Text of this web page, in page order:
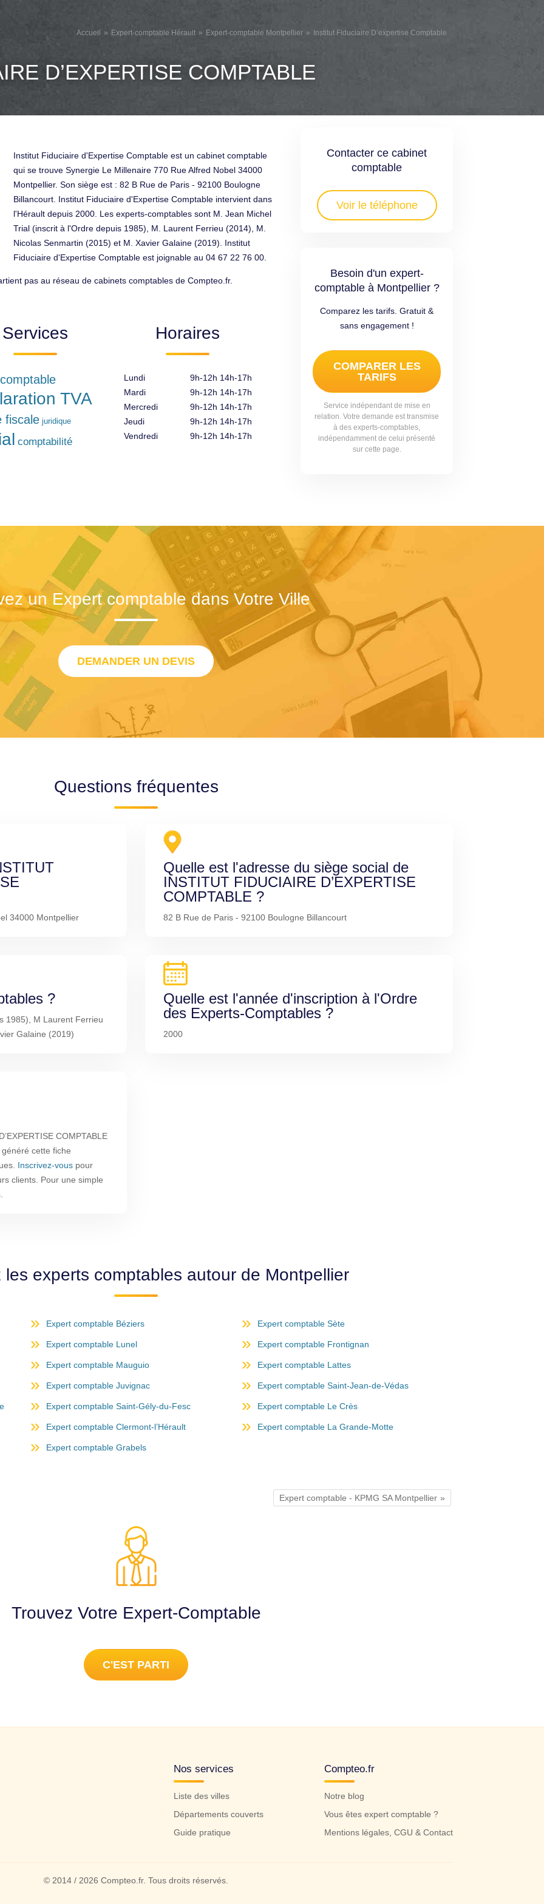
Accueil Expert-comptable Hérault Expert-comptable Montpellier Institut Fiduciaire D’expertise Comptable
D’EXPERTISE COMPTABLE
Contacter ce cabinet
comptable
Voir le téléphone
Besoin d'un expert-
comptable à Montpellier ?
Comparez les tarifs. Gratuit &
sans engagement !
COMPARER LES
TARIFS
Service indépendant de mise en
relation. Votre demande est transmise
à des experts-comptables,
indépendamment de celui présenté
sur cette page.
Institut Fiduciaire d'Expertise Comptable est un cabinet comptable
qui se trouve Synergie Le Millenaire 770 Rue Alfred Nobel 34000
Montpellier. Son siège est : 82 B Rue de Paris - 92100 Boulogne
Billancourt. Institut Fiduciaire d'Expertise Comptable intervient dans
l'Hérault depuis 2000. Les experts-comptables sont M. Jean Michel
Trial (inscrit à l'Ordre depuis 1985), M. Laurent Ferrieu (2014), M.
Nicolas Senmartin (2015) et M. Xavier Galaine (2019). Institut
Fiduciaire d'Expertise Comptable est joignable au 04 67 22 76 00.
pas au réseau de cabinets comptables de Compteo.fr.
Services
TVA
fiscale juridique
comptabilité
Horaires
Lundi
Mardi
Mercredi
Jeudi
Vendredi
9h-12h 14h-17h
9h-12h 14h-17h
9h-12h 14h-17h
9h-12h 14h-17h
9h-12h 14h-17h
un Expert comptable dans Votre Ville
DEMANDER UN DEVIS
Questions fréquentes
34000 Montpellier
Quelle est l'adresse du siège social de
INSTITUT FIDUCIAIRE D’EXPERTISE
COMPTABLE ?
82 B Rue de Paris - 92100 Boulogne Billancourt
?
1985), M Laurent Ferrieu
Galaine (2019)
Quelle est l'année d'inscription à l'Ordre
des Experts-Comptables ?
2000
COMPTABLE
cette fiche
Inscrivez-vous pour
clients. Pour une simple
les experts comptables autour de Montpellier
Expert comptable Béziers Expert comptable Sète
Expert comptable Lunel Expert comptable Frontignan
Expert comptable Mauguio Expert comptable Lattes
Expert comptable Juvignac Expert comptable Saint-Jean-de-Védas
Expert comptable Saint-Gély-du-Fesc Expert comptable Le Crès
Expert comptable Clermont-l’Hérault Expert comptable La Grande-Motte
Expert comptable Grabels
Expert comptable - KPMG SA Montpellier
Trouvez Votre Expert-Comptable
C'EST PARTI
Nos services
Liste des villes
Départements couverts
Guide pratique
Compteo.fr
Notre blog
Vous êtes expert comptable ?
Mentions légales, CGU & Contact
© 2014 / 2026 Compteo.fr. Tous droits réservés.